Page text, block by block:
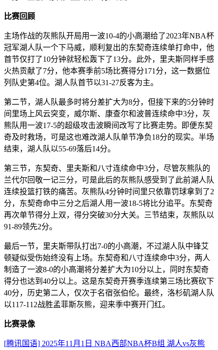
比赛回顾
主场作战的灰熊队开局用一波10-4的小高潮给了2023年NBA杯
冠军湖人队一个下马威，顺利复出的东契奇连续单打命中，他
首节仅打了10分钟就轻松轰下了13分。此外，里夫斯同样手感
火热贡献了7分，他本赛季前5场比赛得分171分，这一数据位
列队史第4位。湖人队首节以31-27反客为主。
第二节，湖人队最多时将分差扩大为8分，但接下来的5分钟时
间里场上风云突变，威尔斯、康查尔和波普连续命中3分，灰
熊队用一波17-5的超级攻击波瞬间改写了比赛走势。即便东契
奇及时救场，可是这也难改湖人队单节净负18分的现实。半场
结束，湖人队以55-69落后14分。
第三节，东契奇、里夫斯和八寸连续命中3分，尽管灰熊队的
兰代尔回敬一记三分，可是此后的灰熊队感受到了此前湖人队
连续投篮打铁的痛苦。灰熊队4分钟时间里只依靠罚球拿到了2
分，东契奇命中三分之后湖人用一波18-5将比分追平。东契奇
再次单节得分上双，得分突破30分大关。三节结束，灰熊队以
91-89领先2分。
最后一节，里夫斯带队打出7-0的小高潮，不过湖人队中锋艾
顿疑似受伤始终没有上场。东契奇和八寸连续命中3分，两人
制造了一波8-0的小高潮将分差扩大为10分以上，同时东契奇
得分也达到40分以上。这是东契奇开赛季连续第三场比赛砍下
40分，历史第二人，仅次于名宿张伯伦。最终，洛杉矶湖人队
以117-112战胜孟菲斯灰熊，迎来季中赛开门红。
比赛录像
[腾讯国语] 2025年11月1日 NBA西部NBA杯B组 湖人vs灰熊